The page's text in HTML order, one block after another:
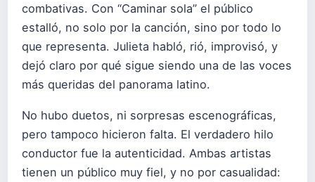
combativas. Con “Caminar sola” el público
estalló, no solo por la canción, sino por todo lo
que representa. Julieta habló, rió, improvisó, y
dejó claro por qué sigue siendo una de las voces
más queridas del panorama latino.
No hubo duetos, ni sorpresas escenográficas,
pero tampoco hicieron falta. El verdadero hilo
conductor fue la autenticidad. Ambas artistas
tienen un público muy fiel, y no por casualidad: